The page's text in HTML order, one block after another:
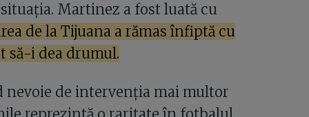
Martinez a fost luată cu
de la Tijuana a rămas înfiptă cu
să-i dea drumul.
de intervenția mai multor